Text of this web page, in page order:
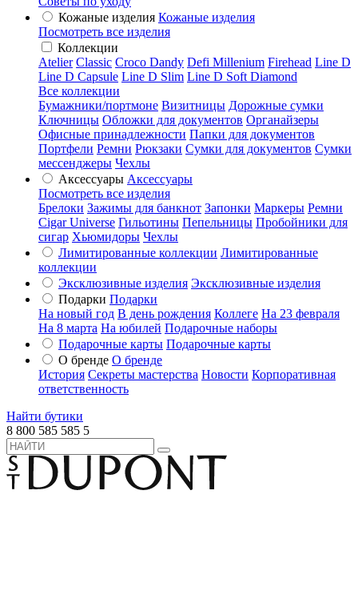
Кожаные изделия Кожаные изделия
Посмотреть все изделия
Коллекции
Atelier Classic Croco Dandy Defi Millenium Firehead Line D
Line D Capsule Line D Slim Line D Soft Diamond
Все коллекции
Бумажники/портмоне Визитницы Дорожные сумки
Ключницы Обложки для документов Органайзеры
Офисные принадлежности Папки для документов
Портфели Ремни Рюкзаки Сумки для документов Сумки
мессенджеры Чехлы
Аксессуары Аксессуары
Посмотреть все изделия
Брелоки Зажимы для банкнот Запонки Маркеры Ремни
Cigar Universe Гильотины Пепельницы Пробойники для
сигар Хьюмидоры Чехлы
Лимитированные коллекции Лимитированные
коллекции
Эксклюзивные изделия Эксклюзивные изделия
Подарки Подарки
На новый год В день рождения Коллеге На 23 февраля
На 8 марта На юбилей Подарочные наборы
Подарочные карты Подарочные карты
О бренде О бренде
История Секреты мастерства Новости Корпоративная
ответственность
Найти бутики
8 800 585 585 5